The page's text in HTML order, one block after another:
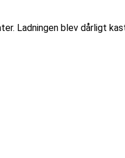
Ladningen blev dårligt